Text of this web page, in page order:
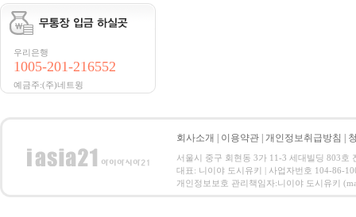
우리은행
1005-201-216552
예금주:(주)네트윙
회사소개 이용약관 개인정보취급방침
서울시 중구 회현동 3가 11-3 세대빌딩 803호
대표: 니이야 도시유키 | 사업자번호 104-86-
개인정보보호 관리책임자:니이야 도시유키